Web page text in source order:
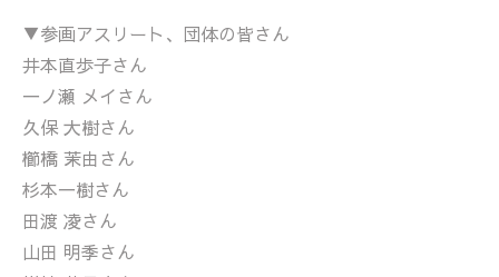
▼参画アスリート、団体の皆さん
井本直歩子さん
一ノ瀬 メイさん
久保 大樹さん
櫛橋 茉由さん
杉本一樹さん
田渡 凌さん
山田 明季さん